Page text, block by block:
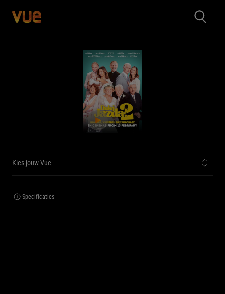
Kies jouw Vue
Specificaties